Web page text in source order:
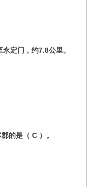
定门，约7.8公里。
的是（ C ）。